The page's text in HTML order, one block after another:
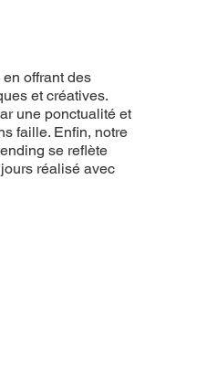
en offrant des
et créatives.
une ponctualité et
faille. Enfin, notre
se reflète
réalisé avec